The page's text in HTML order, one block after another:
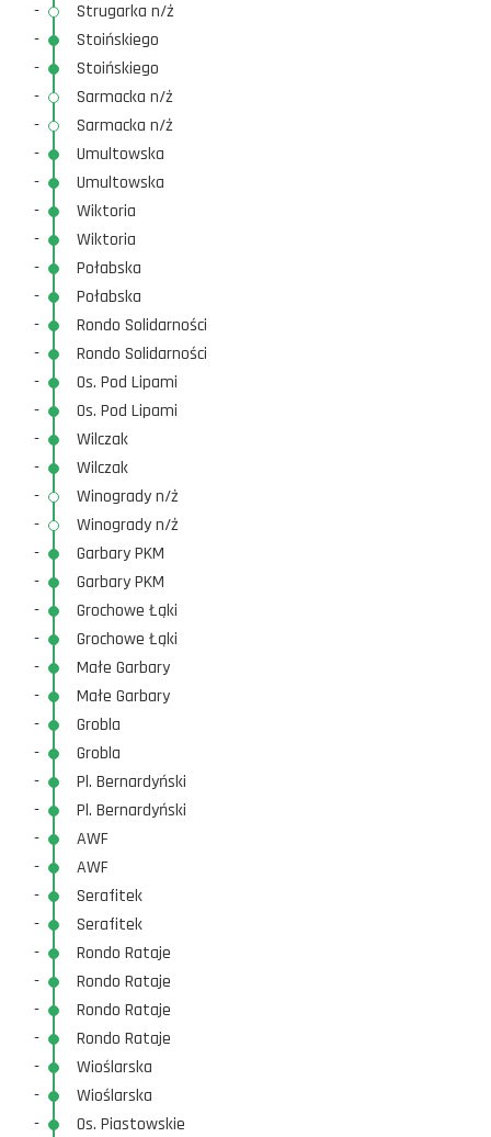
-
Strugarka n/ż
-
Stoińskiego
-
Stoińskiego
-
Sarmacka n/ż
-
Sarmacka n/ż
-
Umultowska
-
Umultowska
-
Wiktoria
-
Wiktoria
-
Połabska
-
Połabska
-
Rondo Solidarności
-
Rondo Solidarności
-
Os. Pod Lipami
-
Os. Pod Lipami
-
Wilczak
-
Wilczak
-
Winogrady n/ż
-
Winogrady n/ż
-
Garbary PKM
-
Garbary PKM
-
Grochowe Łąki
-
Grochowe Łąki
-
Małe Garbary
-
Małe Garbary
-
Grobla
-
Grobla
-
Pl. Bernardyński
-
Pl. Bernardyński
-
AWF
-
AWF
-
Serafitek
-
Serafitek
-
Rondo Rataje
-
Rondo Rataje
-
Rondo Rataje
-
Rondo Rataje
-
Wioślarska
-
Wioślarska
-
Os. Piastowskie